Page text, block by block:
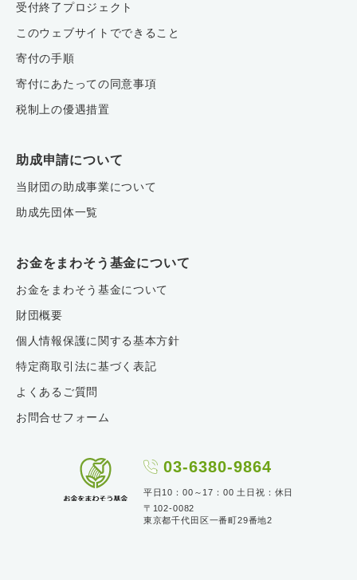
受付終了プロジェクト
このウェブサイトでできること
寄付の手順
寄付にあたっての同意事項
税制上の優遇措置
助成申請について
当財団の助成事業について
助成先団体一覧
お金をまわそう基金について
お金をまわそう基金について
財団概要
個人情報保護に関する基本方針
特定商取引法に基づく表記
よくあるご質問
お問合せフォーム
03-6380-9864
平日10：00～17：00 土日祝：休日
〒102-0082
東京都千代田区一番町29番地2